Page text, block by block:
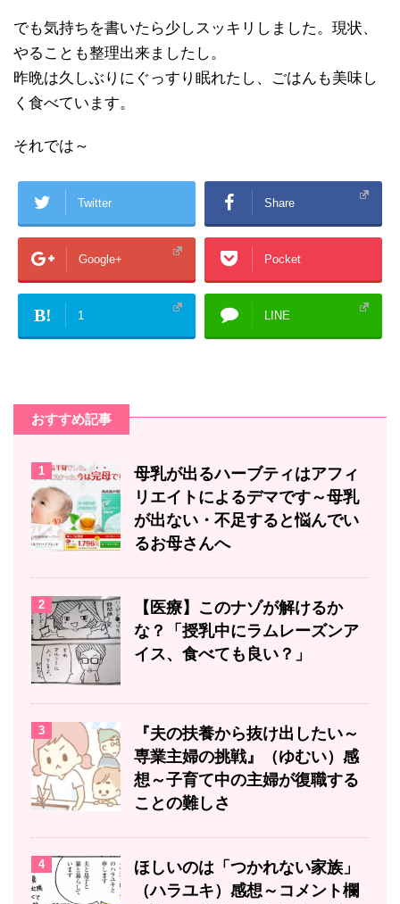
でも気持ちを書いたら少しスッキリしました。現状、
やることも整理出来ましたし。
昨晩は久しぶりにぐっすり眠れたし、ごはんも美味し
く食べています。
それでは～
Twitter Share
Google+ Pocket
B! 1 LINE
おすすめ記事
1
母乳が出るハーブティはアフィ
リエイトによるデマです～母乳
が出ない・不足すると悩んでい
るお母さんへ
2
【医療】このナゾが解けるか
な？「授乳中にラムレーズンア
イス、食べても良い？」
3
『夫の扶養から抜け出したい～
専業主婦の挑戦』（ゆむい）感
想～子育て中の主婦が復職する
ことの難しさ
4
ほしいのは「つかれない家族」
（ハラユキ）感想～コメント欄